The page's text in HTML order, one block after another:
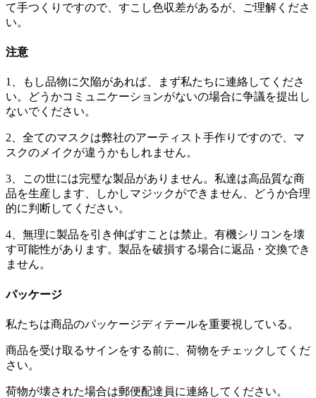
て手つくりですので、すこし色収差があるが、ご理解くださ
い。
注意
1、もし品物に欠陥があれば、まず私たちに連絡してくださ
い。どうかコミュニケーションがないの場合に争議を提出し
ないでください。
2、全てのマスクは弊社のアーティスト手作りですので、マ
スクのメイクが違うかもしれません。
3、この世には完璧な製品がありません。私達は高品質な商
品を生産します、しかしマジックができません、どうか合理
的に判断してください。
4、無理に製品を引き伸ばすことは禁止。有機シリコンを壊
す可能性があります。製品を破損する場合に返品・交換でき
ません。
パッケージ
私たちは商品のパッケージディテールを重要視している。
商品を受け取るサインをする前に、荷物をチェックしてくだ
さい。
荷物が壊された場合は郵便配達員に連絡してください。